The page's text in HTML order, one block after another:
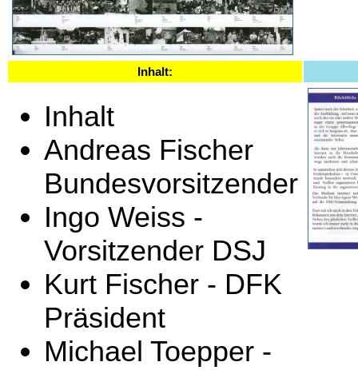
Inhalt:
Inhalt
Andreas Fischer
Bundesvorsitzender
Ingo Weiss -
Vorsitzender DSJ
Kurt Fischer - DFK
Präsident
Michael Toepper -